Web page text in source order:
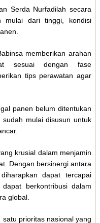
Serda Nurfadilah secara
mulai dari tinggi, kondisi
memberikan arahan
sesuai dengan fase
tips perawatan agar
panen belum ditentukan
mulai disusun untuk
krusial dalam menjamin
Dengan bersinergi antara
dapat tercapai
berkontribusi dalam
global.
prioritas nasional yang